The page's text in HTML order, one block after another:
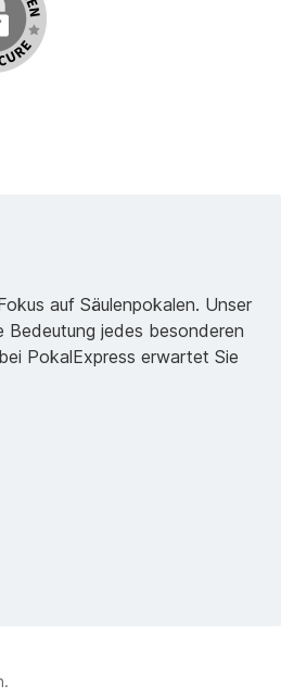
auf Säulenpokalen. Unser
Bedeutung jedes besonderen
PokalExpress erwartet Sie